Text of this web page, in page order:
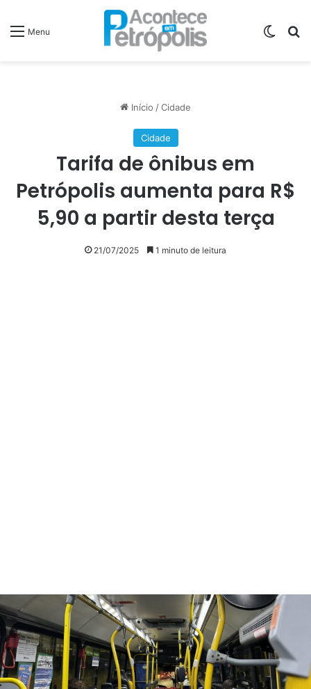
Menu
Início /Cidade
Cidade
Tarifa de ônibus em
Petrópolis aumenta para R$
5,90 a partir desta terça
21/07/2025 1 minuto de leitura